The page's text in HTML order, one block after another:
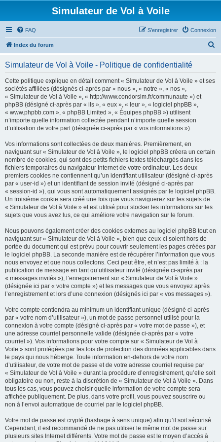
Simulateur de Vol à Voile
FAQ Connexion
S’enregistrer
Index du forum
Simulateur de Vol à Voile - Politique de confidentialité
Cette politique explique en détail comment « Simulateur de Vol à Voile » et ses
sociétés affiliées (désignés ci-après par « nous », « notre », « nos »,
« Simulateur de Vol à Voile », « http://www.condorsim.fr/communaute ») et
phpBB (désigné ci-après par « ils », « eux », « leur », « logiciel phpBB »,
« www.phpbb.com », « phpBB Limited », « Équipes phpBB ») utilisent
n’importe quelle information collectée pendant n’importe quelle session
d’utilisation de votre part (désignée ci-après par « vos informations »).
Vos informations sont collectées de deux manières. Premièrement, en
naviguant sur « Simulateur de Vol à Voile », le logiciel phpBB créera un certain
nombre de cookies, qui sont des petits fichiers textes téléchargés dans les
fichiers temporaires du navigateur Internet de votre ordinateur. Les deux
premiers cookies ne contiennent qu’un identifiant utilisateur (désigné ci-après
par « user-id ») et un identifiant de session invité (désigné ci-après par
« session-id »), qui vous sont automatiquement assignés par le logiciel phpBB.
Un troisième cookie sera créé une fois que vous naviguerez sur les sujets de
« Simulateur de Vol à Voile » et est utilisé pour stocker les informations sur les
sujets que vous avez lus, ce qui améliore votre navigation sur le forum.
Nous pouvons également créer des cookies externes au logiciel phpBB tout en
naviguant sur « Simulateur de Vol à Voile », bien que ceux-ci soient hors de
portée du document qui est prévu pour couvrir seulement les pages créées par
le logiciel phpBB. La seconde manière est de récupérer l’information que vous
nous envoyez et que nous collectons. Ceci peut être, et n’est pas limité à : la
publication de message en tant qu’utilisateur invité (désignée ci-après par
« messages invités »), l’enregistrement sur « Simulateur de Vol à Voile »
(désignée ici par « votre compte ») et les messages que vous envoyez après
l’enregistrement et lors d’une connexion (désignés ici par « vos messages »).
Votre compte contiendra au minimum un identifiant unique (désigné ci-après
par « votre nom d’utilisateur »), un mot de passe personnel utilisé pour la
connexion à votre compte (désigné ci-après par « votre mot de passe »), et
une adresse courriel personnelle valide (désignée ci-après par « votre
courriel »). Vos informations pour votre compte sur « Simulateur de Vol à
Voile » sont protégées par les lois de protection des données applicables dans
le pays qui nous héberge. Toute information en-dehors de votre nom
d’utilisateur, de votre mot de passe et de votre adresse courriel requise par
« Simulateur de Vol à Voile » durant la procédure d’enregistrement, qu’elle soit
obligatoire ou non, reste à la discrétion de « Simulateur de Vol à Voile ». Dans
tous les cas, vous pouvez choisir quelle information de votre compte sera
affichée publiquement. De plus, dans votre profil, vous pouvez souscrire ou
non à l’envoi automatique de courriel par le logiciel phpBB.
Votre mot de passe est crypté (hashage à sens unique) afin qu’il soit sécurisé.
Cependant, il est recommandé de ne pas utiliser le même mot de passe sur
plusieurs sites Internet différents. Votre mot de passe est le moyen d’accès à